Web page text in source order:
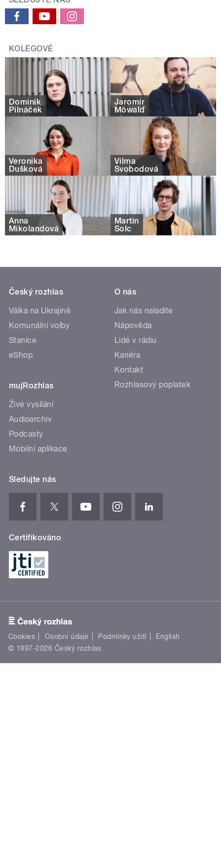
KOLEGOVÉ
Dominik
Pilnáček
Jaromír
Möwald
Veronika
Dušková
Vilma
Svobodová
Anna
Mikolandová
Martin
Šolc
Český rozhlas
Válka na Ukrajině
Komunální volby
Stanice
eShop
mujRozhlas
Živé vysílání
Audioarchiv
Podcasty
Mobilní aplikace
O nás
Jak nás naladíte
Nápověda
Lidé v rádiu
Kariéra
Kontakt
Rozhlasový poplatek
Sledujte nás
Certifikováno
Cookies Osobní údaje Podmínky užití
English
© 1997-2026 Český rozhlas